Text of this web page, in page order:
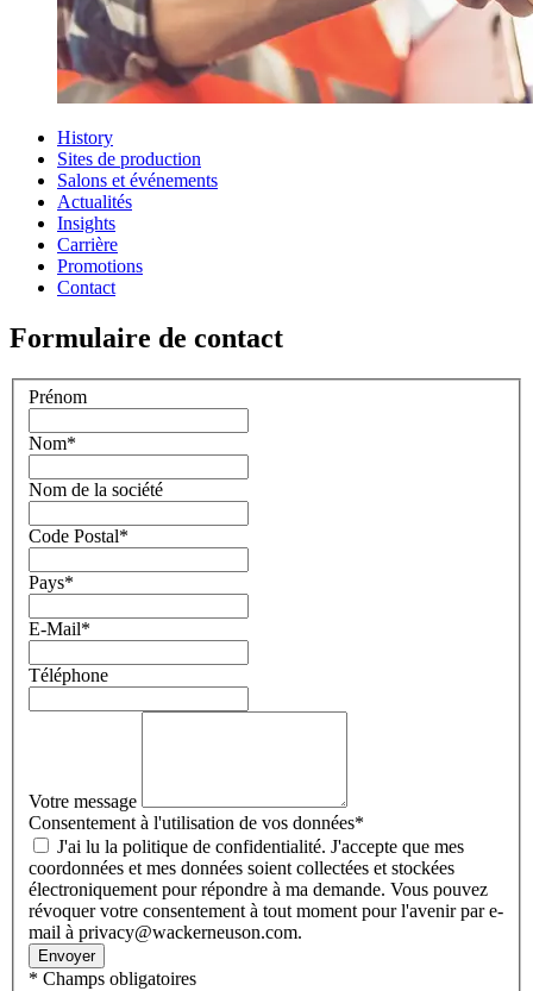
History
Sites de production
Salons et événements
Actualités
Insights
Carrière
Promotions
Contact
Formulaire de contact
Prénom
Nom*
Nom de la société
Code Postal*
Pays*
E-Mail*
Téléphone
Votre message
Consentement à l'utilisation de vos données*
coordonnées et mes données soient collectées et stockées
électroniquement pour répondre à ma demande. Vous pouvez
révoquer votre consentement à tout moment pour l'avenir par e-
mail à privacy@wackerneuson.com.
Envoyer
* Champs obligatoires